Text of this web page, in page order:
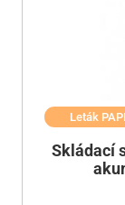
Leták
Skládací